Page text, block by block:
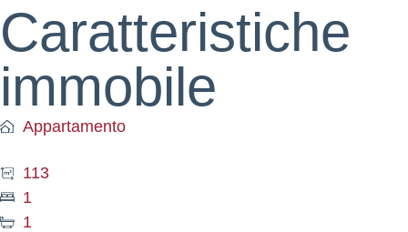
Caratteristiche
immobile
Appartamento
113
1
1